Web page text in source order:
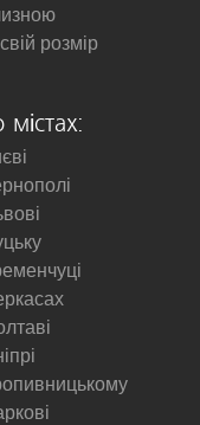
розмір